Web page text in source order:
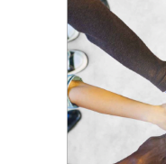
FEUILLETER